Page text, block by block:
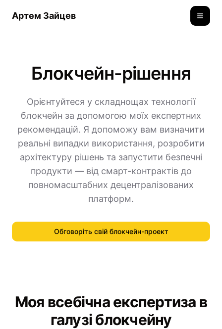
Артем Зайцев
Блокчейн-рішення
Орієнтуйтеся у складнощах технології
блокчейн за допомогою моїх експертних
рекомендацій. Я допоможу вам визначити
реальні випадки використання, розробити
архітектуру рішень та запустити безпечні
продукти — від смарт-контрактів до
повномасштабних децентралізованих
платформ.
Обговоріть свій блокчейн-проект
Моя всебічна експертиза в
галузі блокчейну